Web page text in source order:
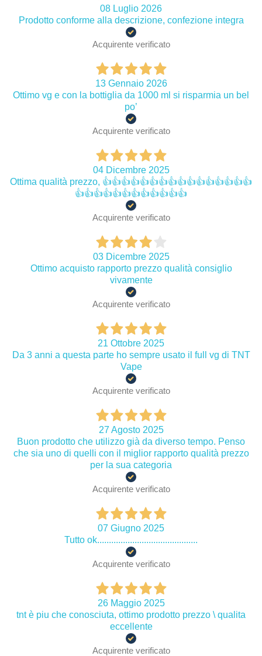
08 Luglio 2026
Prodotto conforme alla descrizione, confezione integra
Acquirente verificato
13 Gennaio 2026
Ottimo vg e con la bottiglia da 1000 ml si risparmia un bel
po’
Acquirente verificato
04 Dicembre 2025
Ottima qualità prezzo, 👍👍👍👍👍👍👍👍👍👍👍👍👍👍👍👍
👍👍👍👍👍👍👍👍👍👍👍👍
Acquirente verificato
03 Dicembre 2025
Ottimo acquisto rapporto prezzo qualità consiglio
vivamente
Acquirente verificato
21 Ottobre 2025
Da 3 anni a questa parte ho sempre usato il full vg di TNT
Vape
Acquirente verificato
27 Agosto 2025
Buon prodotto che utilizzo già da diverso tempo. Penso
che sia uno di quelli con il miglior rapporto qualità prezzo
per la sua categoria
Acquirente verificato
07 Giugno 2025
Tutto ok...........................................
Acquirente verificato
26 Maggio 2025
tnt è piu che conosciuta, ottimo prodotto prezzo \ qualita
eccellente
Acquirente verificato